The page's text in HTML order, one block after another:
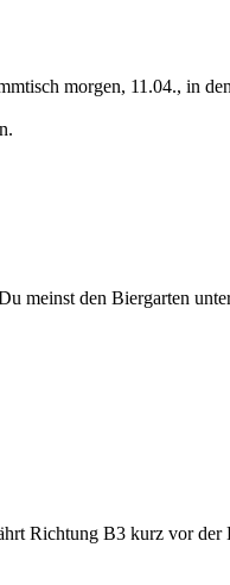
morgen, 11.04., in
meinst den Biergarten
Richtung B3 kurz vor